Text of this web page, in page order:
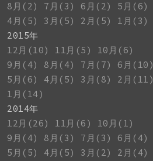
8月(2)
7月(3) 6月(2)
5月(6)
4月(5)
3月(5) 2月(5)
1月(3)
2015年
12月(10)
11月(5)
10月(6)
9月(4)
8月(4) 7月(7)
6月(10)
5月(6)
4月(5) 3月(8)
2月(11)
1月(14)
2014年
12月(26)
11月(6)
10月(1)
9月(4)
8月(3) 7月(3)
6月(4)
5月(5)
4月(5) 3月(2)
2月(4)